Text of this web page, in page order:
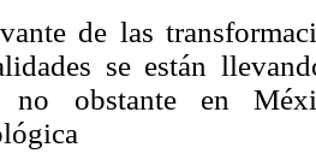
de las
se están
no obstante en